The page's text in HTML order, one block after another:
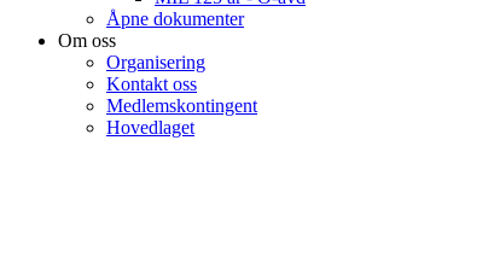
Åpne dokumenter
Om oss
Organisering
Kontakt oss
Medlemskontingent
Hovedlaget